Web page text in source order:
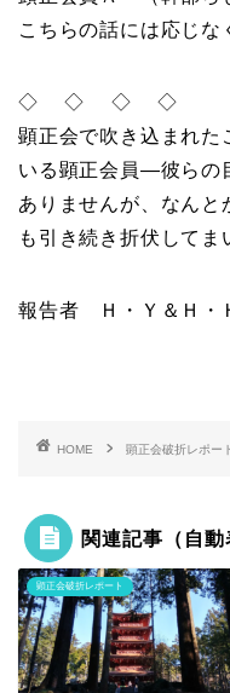
こちらの話には応じな
◇ ◇ ◇ ◇
顕正会で吹き込まれた
いる顕正会員―彼らの
ありませんが、なんと
も引き続き折伏してま
報告者 Ｈ・Ｙ＆Ｈ・
HOME 顕正会破折レポー
関連記事（自動
顕正会破折レポート